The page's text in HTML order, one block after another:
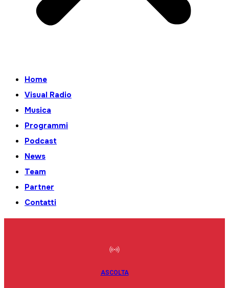
Home
Visual Radio
Musica
Programmi
Podcast
News
Team
Partner
Contatti
ASCOLTA